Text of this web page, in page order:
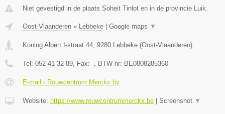
Niet gevestigd in de plaats Soheit Tinlot en in de provincie Luik.
Oost-Vlaanderen » Lebbeke | Google maps ▼
Koning Albert I-straat 44 9280 Lebbeke (Oost-Vlaanderen)
Tel: 052 41 32 89 , Fax: - , BTW-nr: BE0808285360
E-mail › Rouwcentrum Merckx bv
Website: https://www.rouwcentrummerckx.be | Screenshot ▼